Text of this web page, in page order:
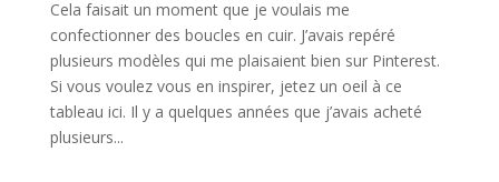
Cela faisait un moment que je voulais me
confectionner des boucles en cuir. J’avais repéré
plusieurs modèles qui me plaisaient bien sur Pinterest.
Si vous voulez vous en inspirer, jetez un oeil à ce
tableau ici. Il y a quelques années que j’avais acheté
plusieurs...